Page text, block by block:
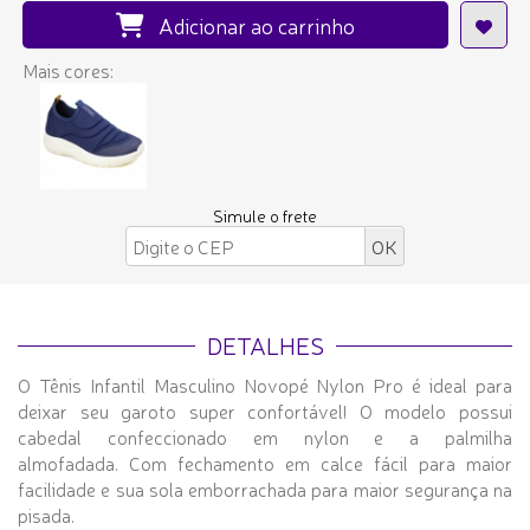
Adicionar ao carrinho
Mais cores:
Simule o frete
DETALHES
O Tênis Infantil Masculino Novopé Nylon Pro é ideal para
deixar seu garoto super confortável! O modelo possui
cabedal confeccionado em nylon e a palmilha
almofadada. Com fechamento em calce fácil para maior
facilidade e sua sola emborrachada para maior segurança na
pisada.